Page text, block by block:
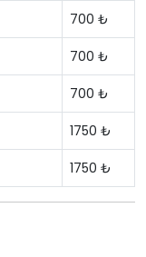
700 ₺
700 ₺
700 ₺
1750 ₺
1750 ₺